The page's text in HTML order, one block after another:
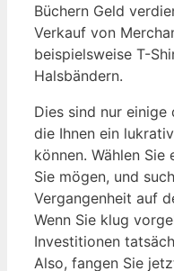
Büchern Geld
Verkauf von
beispielsweise T-
Halsbändern.
Dies sind nur einige
die Ihnen ein
können. Wählen Sie
Sie mögen, und
Vergangenheit auf
Wenn Sie klug
Investitionen
Also, fangen Sie